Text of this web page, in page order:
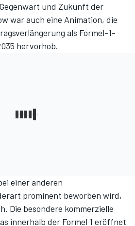
und Zukunft der
war auch eine Animation, die
als Formel-1-
hervorhob.
einer anderen
prominent beworben wird,
Die besondere kommerzielle
innerhalb der Formel 1 eröffnet